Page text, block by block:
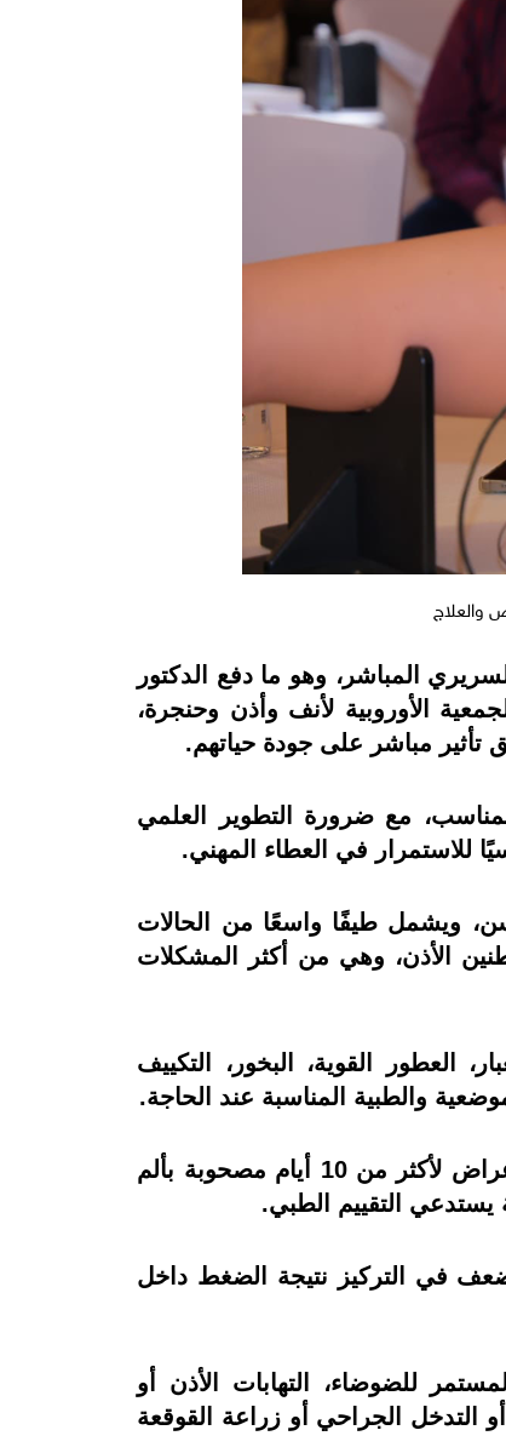
والعلاج
المباشر، وهو ما دفع الدكتور
الأوروبية لأنف وأذن وحنجرة،
مباشر على جودة حياتهم.
مع ضرورة التطوير العلمي
للاستمرار في العطاء المهني.
ويشمل طيفًا واسعًا من الحالات
الأذن، وهي من أكثر المشكلات
العطور القوية، البخور، التكييف
والطبية المناسبة عند الحاجة.
وفيما يخص نزلات البرد، أوضح الدكتور هاشم أنها غالبًا ما تتحسن خلال أسبوع، إلا أن استمرار الأعراض لأكثر من 10 أيام مصحوبة بألم
يستدعي التقييم الطبي.
في التركيز نتيجة الضغط داخل
للضوضاء، التهابات الأذن أو
الجراحي أو زراعة القوقعة